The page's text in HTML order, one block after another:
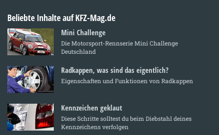
Beliebte Inhalte auf KFZ-Mag.de
Mini Challenge
Die Motorsport-Rennserie Mini Challenge
Deutschland
Radkappen, was sind das eigentlich?
Eigenschaften und Funktionen von Radkappen
Kennzeichen geklaut
Diese Schritte solltest du beim Diebstahl deines
Kennzeichens verfolgen